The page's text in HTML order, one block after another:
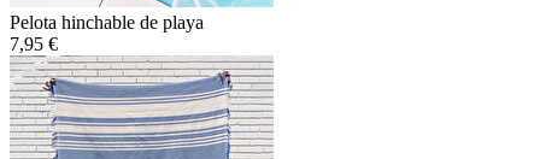
Pelota hinchable de playa
7,95 €